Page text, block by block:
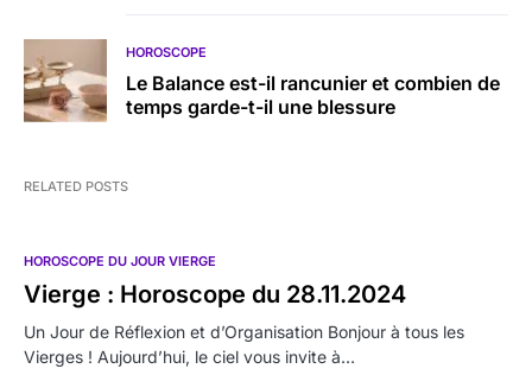
HOROSCOPE
Le Balance est-il rancunier et combien de
temps garde-t-il une blessure
RELATED POSTS
HOROSCOPE DU JOUR VIERGE
Vierge : Horoscope du 28.11.2024
Un Jour de Réflexion et d’Organisation Bonjour à tous les
Vierges ! Aujourd’hui, le ciel vous invite à…